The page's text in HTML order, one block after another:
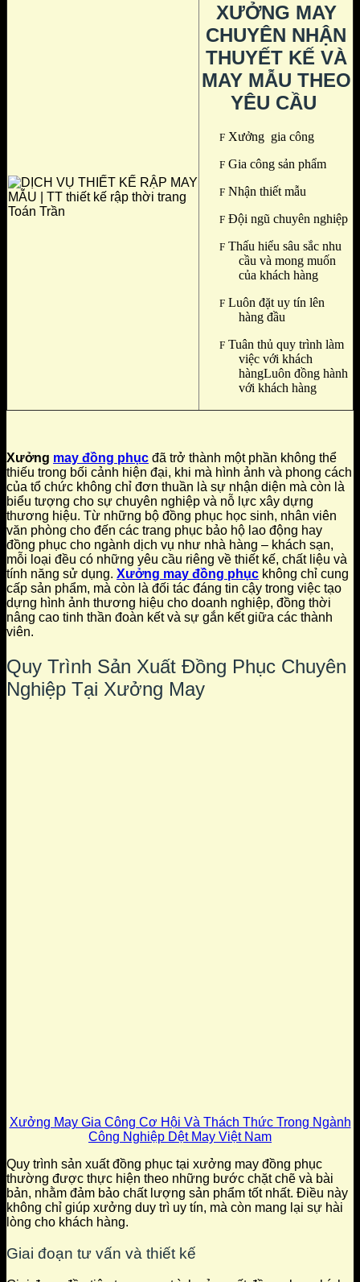
XƯỞNG MAY
CHUYÊN NHẬN
THUYẾT KẾ VÀ
MAY MẪU THEO
YÊU CẦU
F Xưởng gia công
F Gia công sản phẩm
F Nhận thiết mẫu
F Đội ngũ chuyên nghiệp
F Thấu hiểu sâu sắc nhu
cầu và mong muốn
của khách hàng
F Luôn đặt uy tín lên
hàng đầu
F Tuân thủ quy trình làm
việc với khách
hàngLuôn đồng hành
với khách hàng
Xưởng may đồng phục đã trở thành một phần không thể
thiếu trong bối cảnh hiện đại, khi mà hình ảnh và phong cách
của tổ chức không chỉ đơn thuần là sự nhận diện mà còn là
biểu tượng cho sự chuyên nghiệp và nỗ lực xây dựng
thương hiệu. Từ những bộ đồng phục học sinh, nhân viên
văn phòng cho đến các trang phục bảo hộ lao động hay
đồng phục cho ngành dịch vụ như nhà hàng – khách sạn,
mỗi loại đều có những yêu cầu riêng về thiết kế, chất liệu và
tính năng sử dụng. Xưởng may đồng phục không chỉ cung
cấp sản phẩm, mà còn là đối tác đáng tin cậy trong việc tạo
dựng hình ảnh thương hiệu cho doanh nghiệp, đồng thời
nâng cao tinh thần đoàn kết và sự gắn kết giữa các thành
viên.
Quy Trình Sản Xuất Đồng Phục Chuyên
Nghiệp Tại Xưởng May
Xưởng May Gia Công Cơ Hội Và Thách Thức Trong Ngành
Công Nghiệp Dệt May Việt Nam
Quy trình sản xuất đồng phục tại xưởng may đồng phục
thường được thực hiện theo những bước chặt chẽ và bài
bản, nhằm đảm bảo chất lượng sản phẩm tốt nhất. Điều này
không chỉ giúp xưởng duy trì uy tín, mà còn mang lại sự hài
lòng cho khách hàng.
Giai đoạn tư vấn và thiết kế